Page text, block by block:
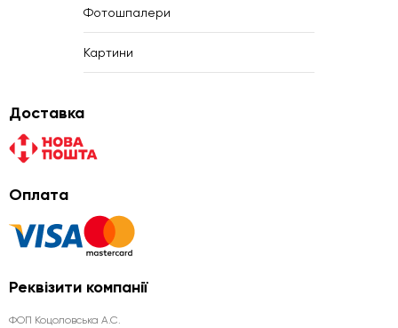
Фотошпалери
Картини
Доставка
Оплата
Реквізити компанії
ФОП Коцоловська А.С.